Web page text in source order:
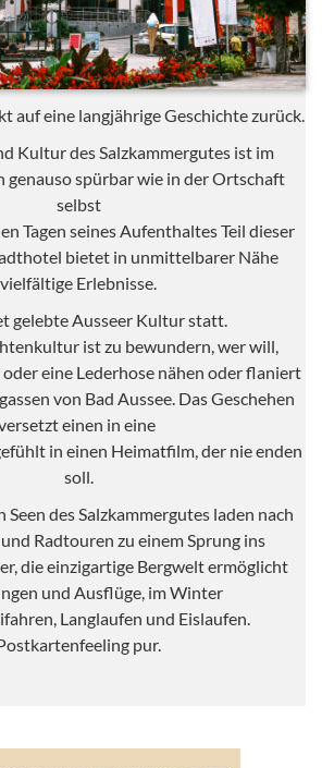
auf eine langjährige Geschichte zurück.
Kultur des Salzkammergutes ist im
genauso spürbar wie in der Ortschaft
selbst
Tagen seines Aufenthaltes Teil dieser
bietet in unmittelbarer Nähe
vielfältige Erlebnisse.
gelebte Ausseer Kultur statt.
ist zu bewundern, wer will,
eine Lederhose nähen oder flaniert
von Bad Aussee. Das Geschehen
einen in eine
in einen Heimatfilm, der nie enden
soll.
Seen des Salzkammergutes laden nach
Radtouren zu einem Sprung ins
die einzigartige Bergwelt ermöglicht
und Ausflüge, im Winter
Langlaufen und Eislaufen.
pur.